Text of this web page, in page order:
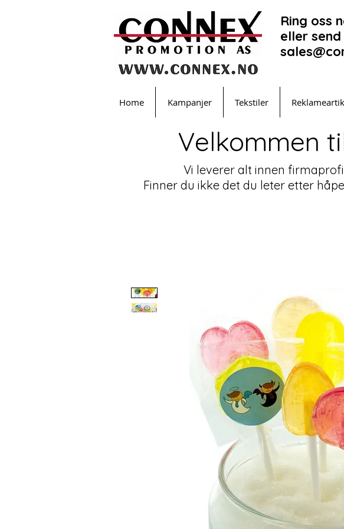
Ring oss
eller
Home Kampanjer Tekstiler
Velkommen
Vi leverer alt innen
Finner du ikke det du leter etter